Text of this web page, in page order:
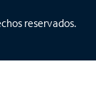
reservados.